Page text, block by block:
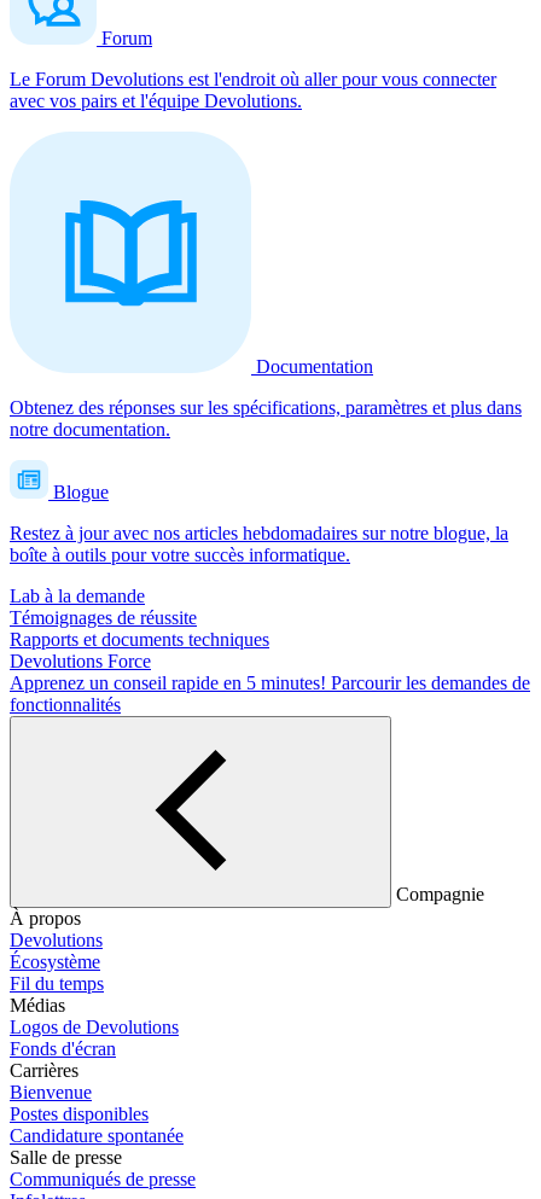
Forum
Le Forum Devolutions est l'endroit où aller pour vous connecter
avec vos pairs et l'équipe Devolutions.
Documentation
Obtenez des réponses sur les spécifications, paramètres et plus dans
notre documentation.
Blogue
Restez à jour avec nos articles hebdomadaires sur notre blogue, la
boîte à outils pour votre succès informatique.
Lab à la demande
Témoignages de réussite
Rapports et documents techniques
Devolutions Force
Apprenez un conseil rapide en 5 minutes! Parcourir les demandes de
fonctionnalités
Compagnie
À propos
Devolutions
Écosystème
Fil du temps
Médias
Logos de Devolutions
Fonds d'écran
Carrières
Bienvenue
Postes disponibles
Candidature spontanée
Salle de presse
Communiqués de presse